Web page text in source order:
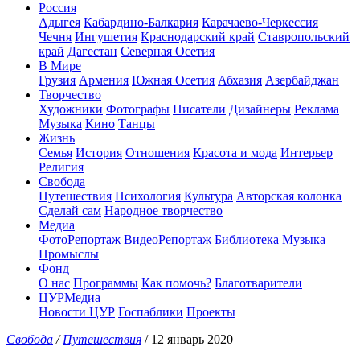
Россия
Адыгея Кабардино-Балкария Карачаево-Черкессия
Чечня Ингушетия Краснодарский край Ставропольский
край Дагестан Северная Осетия
В Мире
Грузия Армения Южная Осетия Абхазия Азербайджан
Творчество
Художники Фотографы Писатели Дизайнеры Реклама
Музыка Кино Танцы
Жизнь
Семья История Отношения Красота и мода Интерьер
Религия
Свобода
Путешествия Психология Культура Авторская колонка
Сделай сам Народное творчество
Медиа
ФотоРепортаж ВидеоРепортаж Библиотека Музыка
Промыслы
Фонд
О нас Программы Как помочь? Благотварители
ЦУРМедиа
Новости ЦУР Госпаблики Проекты
Свобода /Путешествия / 12 январь 2020